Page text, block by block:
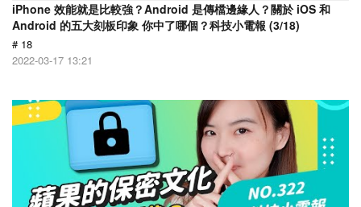
iPhone 效能就是比較強？Android 是傳檔邊緣人？關於 iOS 和
Android 的五大刻板印象 你中了哪個？科技小電報 (3/18)
# 18
2022-03-17 13:21